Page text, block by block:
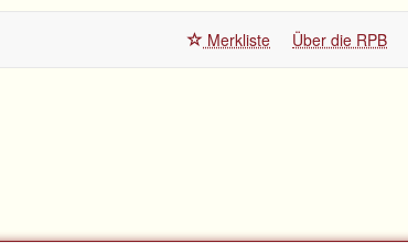
Merkliste Über die RPB